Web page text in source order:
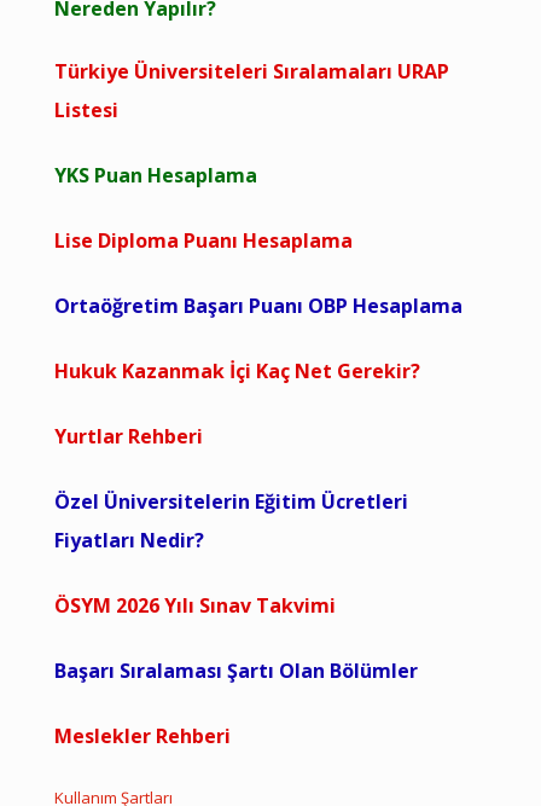
Nereden Yapılır?
Türkiye Üniversiteleri Sıralamaları URAP
Listesi
YKS Puan Hesaplama
Lise Diploma Puanı Hesaplama
Ortaöğretim Başarı Puanı OBP Hesaplama
Hukuk Kazanmak İçi Kaç Net Gerekir?
Yurtlar Rehberi
Özel Üniversitelerin Eğitim Ücretleri
Fiyatları Nedir?
ÖSYM 2026 Yılı Sınav Takvimi
Başarı Sıralaması Şartı Olan Bölümler
Meslekler Rehberi
Kullanım Şartları